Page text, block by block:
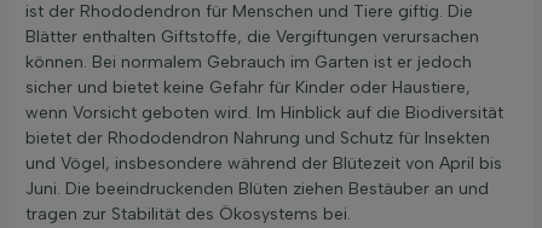
ist der Rhododendron für Menschen und Tiere giftig. Die
Blätter enthalten Giftstoffe, die Vergiftungen verursachen
können. Bei normalem Gebrauch im Garten ist er jedoch
sicher und bietet keine Gefahr für Kinder oder Haustiere,
wenn Vorsicht geboten wird. Im Hinblick auf die Biodiversität
bietet der Rhododendron Nahrung und Schutz für Insekten
und Vögel, insbesondere während der Blütezeit von April bis
Juni. Die beeindruckenden Blüten ziehen Bestäuber an und
tragen zur Stabilität des Ökosystems bei.